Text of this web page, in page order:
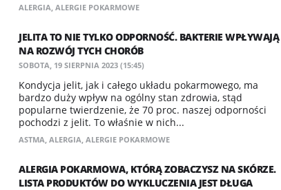
ALERGIA, ALERGIE POKARMOWE
JELITA TO NIE TYLKO ODPORNOŚĆ. BAKTERIE WPŁYWAJĄ
NA ROZWÓJ TYCH CHORÓB
SOBOTA, 19 SIERPNIA 2023 (15:45)
Kondycja jelit, jak i całego układu pokarmowego, ma
bardzo duży wpływ na ogólny stan zdrowia, stąd
popularne twierdzenie, że 70 proc. naszej odporności
pochodzi z jelit. To właśnie w nich...
ASTMA, ALERGIA, ALERGIE POKARMOWE
ALERGIA POKARMOWA, KTÓRĄ ZOBACZYSZ NA SKÓRZE.
LISTA PRODUKTÓW DO WYKLUCZENIA JEST DŁUGA